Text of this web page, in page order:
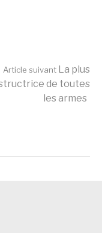
Article suivant La plus
de toutes
les armes